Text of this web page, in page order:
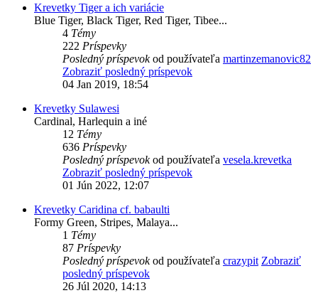
Krevetky Tiger a ich variácie
Blue Tiger, Black Tiger, Red Tiger, Tibee...
4 Témy
222 Príspevky
Posledný príspevokod používateľa martinzemanovic82
Zobraziť posledný príspevok
04 Jan 2019, 18:54
Krevetky Sulawesi
Cardinal, Harlequin a iné
12 Témy
636 Príspevky
Posledný príspevokod používateľa vesela.krevetka
Zobraziť posledný príspevok
01 Jún 2022, 12:07
Krevetky Caridina cf. babaulti
Formy Green, Stripes, Malaya...
1 Témy
87 Príspevky
Posledný príspevokod používateľa crazypit Zobraziť
posledný príspevok
26 Júl 2020, 14:13